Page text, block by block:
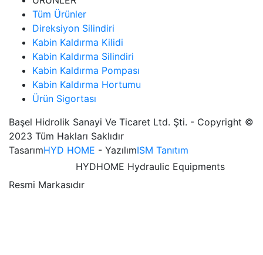
Tüm Ürünler
Direksiyon Silindiri
Kabin Kaldırma Kilidi
Kabin Kaldırma Silindiri
Kabin Kaldırma Pompası
Kabin Kaldırma Hortumu
Ürün Sigortası
Başel Hidrolik Sanayi Ve Ticaret Ltd. Şti. - Copyright ©
2023 Tüm Hakları Saklıdır
TasarımHYD HOME - YazılımISM Tanıtım
HYDHOME Hydraulic Equipments
Resmi Markasıdır